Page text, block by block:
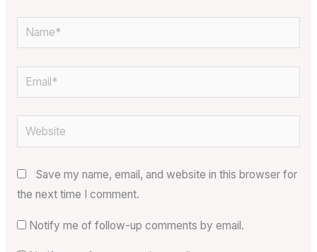
Name*
Email*
Website
Save my name, email, and website in this browser for
the next time I comment.
Notify me of follow-up comments by email.